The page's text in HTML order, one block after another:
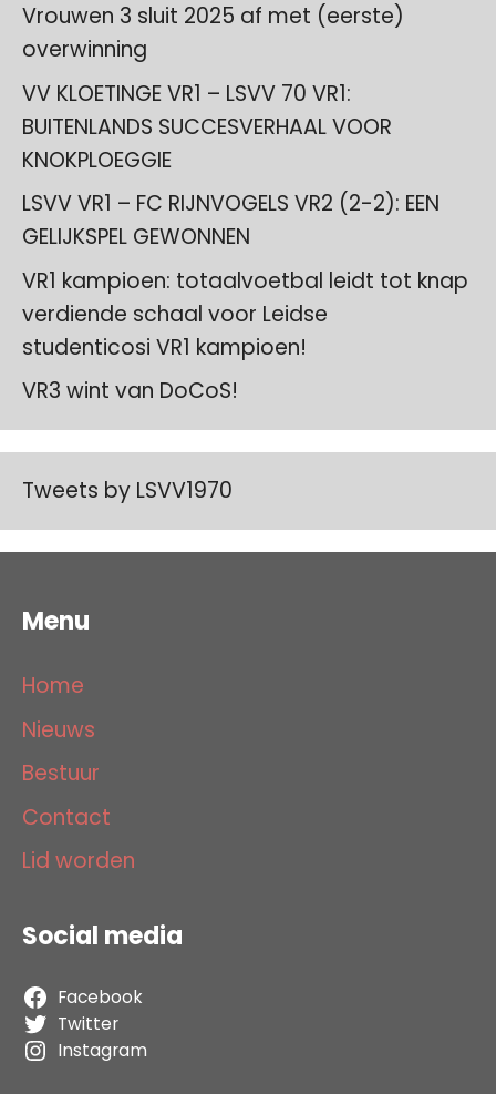
Vrouwen 3 sluit 2025 af met (eerste)
overwinning
VV KLOETINGE VR1 – LSVV 70 VR1:
BUITENLANDS SUCCESVERHAAL VOOR
KNOKPLOEGGIE
LSVV VR1 – FC RIJNVOGELS VR2 (2-2): EEN
GELIJKSPEL GEWONNEN
VR1 kampioen: totaalvoetbal leidt tot knap
verdiende schaal voor Leidse
studenticosi VR1 kampioen!
VR3 wint van DoCoS!
Tweets by LSVV1970
Menu
Home
Nieuws
Bestuur
Contact
Lid worden
Social media
Facebook
Twitter
Instagram